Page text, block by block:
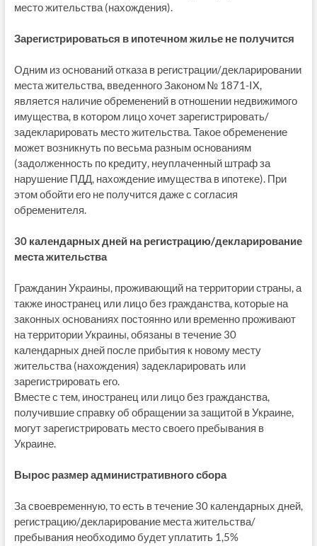
место жительства (нахождения).
Зарегистрироваться в ипотечном жилье не получится
Одним из оснований отказа в регистрации/декларировании
места жительства, введенного Законом № 1871-IX,
является наличие обременений в отношении недвижимого
имущества, в котором лицо хочет зарегистрировать/
задекларировать место жительства. Такое обременение
может возникнуть по весьма разным основаниям
(задолженность по кредиту, неуплаченный штраф за
нарушение ПДД, нахождение имущества в ипотеке). При
этом обойти его не получится даже с согласия
обременителя.
30 календарных дней на регистрацию/декларирование
места жительства
Гражданин Украины, проживающий на территории страны, а
также иностранец или лицо без гражданства, которые на
законных основаниях постоянно или временно проживают
на территории Украины, обязаны в течение 30
календарных дней после прибытия к новому месту
жительства (нахождения) задекларировать или
зарегистрировать его.
Вместе с тем, иностранец или лицо без гражданства,
получившие справку об обращении за защитой в Украине,
могут зарегистрировать место своего пребывания в
Украине.
Вырос размер административного сбора
За своевременную, то есть в течение 30 календарных дней,
регистрацию/декларирование места жительства/
пребывания необходимо будет уплатить 1,5%